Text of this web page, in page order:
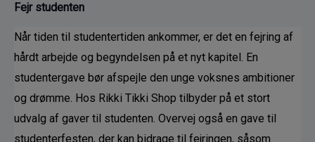
Fejr studenten
Når tiden til studentertiden ankommer, er det en fejring af
hårdt arbejde og begyndelsen på et nyt kapitel. En
studentergave bør afspejle den unge voksnes ambitioner
og drømme. Hos Rikki Tikki Shop tilbyder på et stort
udvalg af gaver til studenten. Overvej også en gave til
studenterfesten, der kan bidrage til fejringen, såsom